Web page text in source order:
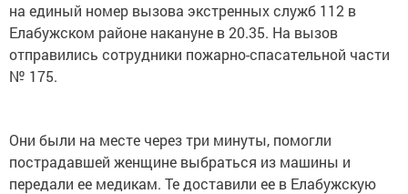
на единый номер вызова экстренных служб 112 в
Елабужском районе накануне в 20.35. На вызов
отправились сотрудники пожарно-спасательной части
№ 175.
Они были на месте через три минуты, помогли
пострадавшей женщине выбраться из машины и
передали ее медикам. Те доставили ее в Елабужскую